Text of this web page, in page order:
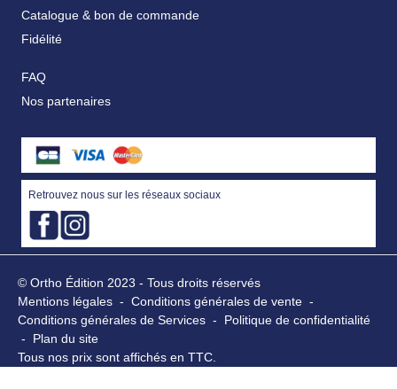
Catalogue & bon de commande
Fidélité
FAQ
Nos partenaires
Retrouvez nous sur les réseaux sociaux
© Ortho Édition 2023 - Tous droits réservés
Mentions légales - Conditions générales de vente -
Conditions générales de Services -
Politique de confidentialité
-
Plan du site
Tous nos prix sont affichés en TTC.